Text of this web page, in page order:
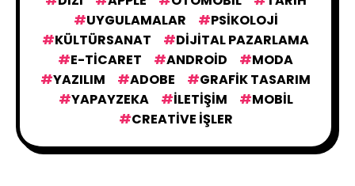
UYGULAMALAR
PSIKOLOJI
KÜLTÜRSANAT
DIJITAL PAZARLAMA
E-TICARET
ANDROID
MODA
YAZILIM
ADOBE
GRAFIK TASARIM
YAPAYZEKA
İLETIŞIM
MOBIL
CREATIVE İŞLER